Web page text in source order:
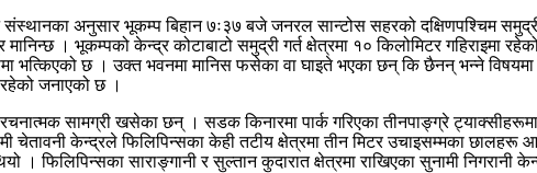
संस्थानका अनुसार भूकम्प बिहान ७ः३७ बजे जनरल सान्टोस सहरको दक्षिणपश्चिम
। भूकम्पको केन्द्र कोटाबाटो समुद्री गर्त क्षेत्रमा १० किलोमिटर
भत्किएको छ । उक्त भवनमा मानिस फसेका वा घाइते भएका छन् कि छैनन् भन्ने
जनाएको छ ।
सामग्री खसेका छन् । सडक किनारमा पार्क गरिएका तीनपाङ्ग्रे
चेतावनी केन्द्रले फिलिपिन्सका केही तटीय क्षेत्रमा तीन मिटर उचाइसम्मका
। फिलिपिन्सका साराङ्गानी र सुल्तान कुदारात क्षेत्रमा राखिएका सुनामी